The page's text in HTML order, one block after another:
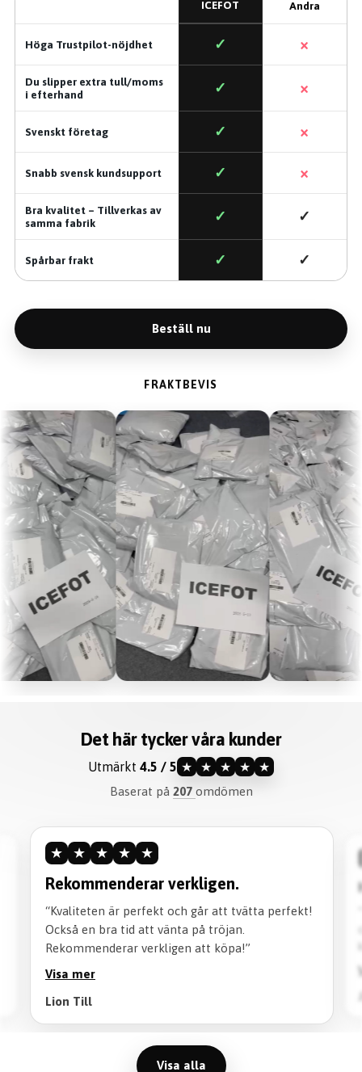
ICEFOT Andra
Höga Trustpilot-nöjdhet ✓ ×
Du slipper extra tull/moms
i efterhand
✓ ×
Svenskt företag ✓ ×
Snabb svensk kundsupport ✓ ×
Bra kvalitet – Tillverkas av
samma fabrik
✓ ✓
Spårbar frakt ✓ ✓
Beställ nu
FRAKTBEVIS
Det här tycker våra kunder
Utmärkt 4.5 / 5 ★ ★ ★ ★ ★
Baserat på 207 omdömen
★ ★ ★ ★ ★
Rekommenderar verkligen.
“Kvaliteten är perfekt och går att tvätta perfekt!
Också en bra tid att vänta på tröjan.
Rekommenderar verkligen att köpa!”
Visa mer
Lion Till
Visa alla